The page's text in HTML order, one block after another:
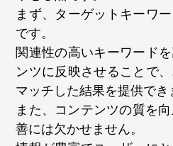
まず、ターゲットキーワ
です。
関連性の高いキーワード
ンツに反映させることで
マッチした結果を提供でき
また、コンテンツの質を
善には欠かせません。